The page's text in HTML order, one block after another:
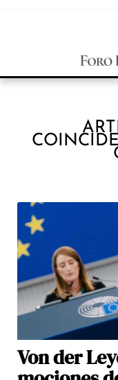
Von der